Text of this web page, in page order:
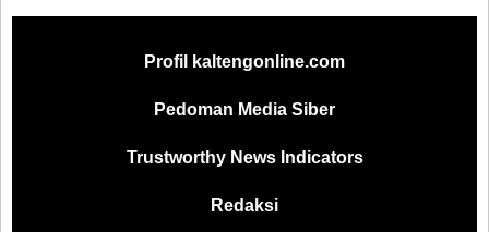
Profil kaltengonline.com
Pedoman Media Siber
Trustworthy News Indicators
Redaksi